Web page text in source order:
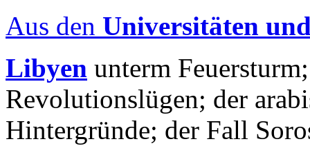
Aus den Universitäten
Libyen unterm
Revolutionslügen; der
Hintergründe; der Fall